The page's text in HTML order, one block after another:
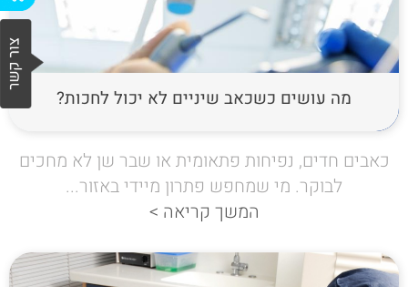
מה עושים כשכאב שיניים לא יכול לחכות?
כאבים חדים, נפיחות פתאומית או שבר שן לא מחכים
לבוקר. מי שמחפש פתרון מיידי באזור...
המשך קריאה >